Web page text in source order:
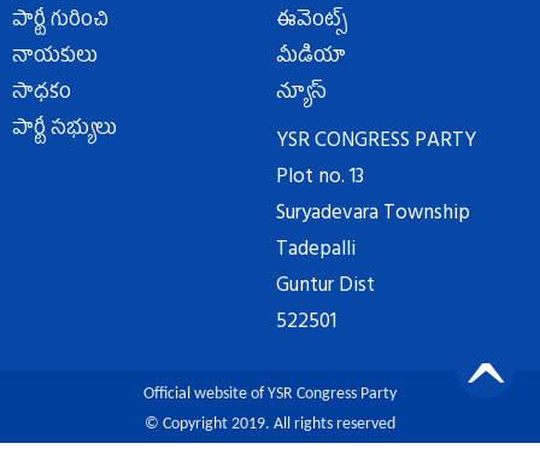
పార్టీ గురించి
నాయకులు
సాధకం
పార్టీ సభ్యులు
ఈవెంట్స్
మీడియా
న్యూస్
YSR CONGRESS PARTY
Plot no. 13
Suryadevara Township
Tadepalli
Guntur Dist
522501
Official website of YSR Congress Party
© Copyright 2019. All rights reserved